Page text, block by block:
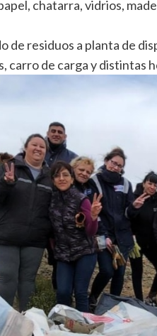
chatarra, vidrios,
de residuos a planta de
carro de carga y distintas